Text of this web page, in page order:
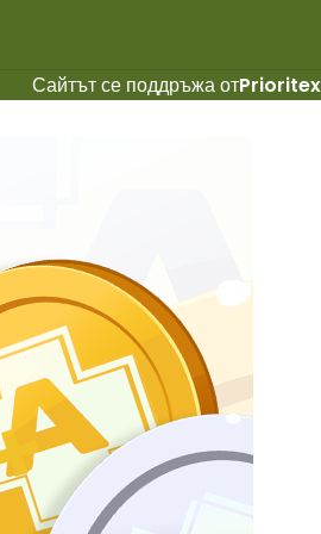
Сайтът се поддръжа отPrioritex